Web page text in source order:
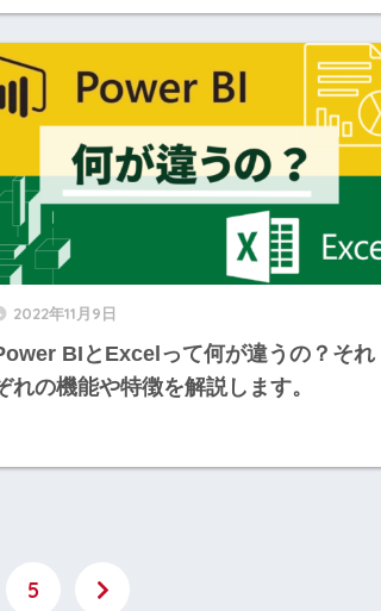
2022年11月9日
BIとExcelって何が違うの？それ
れの機能や特徴を解説します。
5